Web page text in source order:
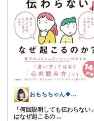
おもちちゃん🍀「いつもありがとう」
「何回説明しても伝わらない」
はなぜ起こるの ...